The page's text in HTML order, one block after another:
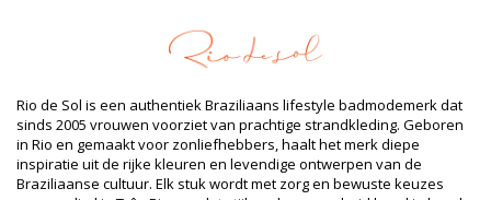
Materiaal buitenlaag: 84% Biodegradable Nylon (AMNI SOUL
ECO), 16% Spandex (LYCRA) - OEKO-TEX - Chlorine Resistant
Voering: 84% Biodegradable Nylon (AMNI SOUL ECO), 16%
Spandex (LYCRA) - OEKO-TEX - Chlorine Resistant
UV-bescherming: UPF 50+
Productgegevens
Afdeling: Dames, Bikinibroekje
Rio de Sol is een authentiek Braziliaans lifestyle badmodemerk dat
sinds 2005 vrouwen voorziet van prachtige strandkleding. Geboren
in Rio en gemaakt voor zonliefhebbers, haalt het merk diepe
inspiratie uit de rijke kleuren en levendige ontwerpen van de
Braziliaanse cultuur. Elk stuk wordt met zorg en bewuste keuzes